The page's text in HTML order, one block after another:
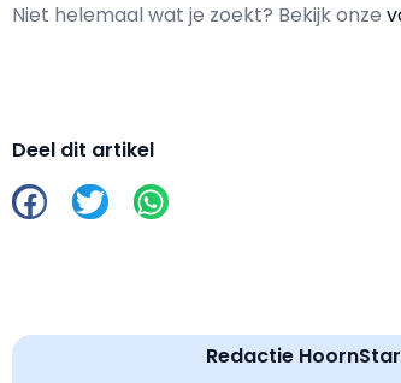
Niet helemaal wat je zoekt? Bekijk onze
Deel dit artikel
Redactie